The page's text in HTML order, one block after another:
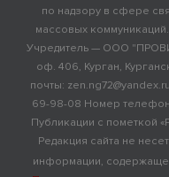
по надзору в сфере
массовых
Учредитель — ООО
оф. 406, Курган,
почты:
69-98-08 Номер
Публикации с пометкой
Редакция сайта не
информации,